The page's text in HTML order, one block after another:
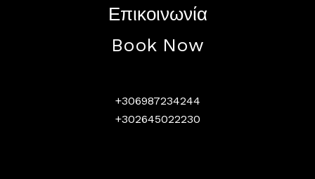
Επικοινωνία
Book Now
+306987234244
+302645022230